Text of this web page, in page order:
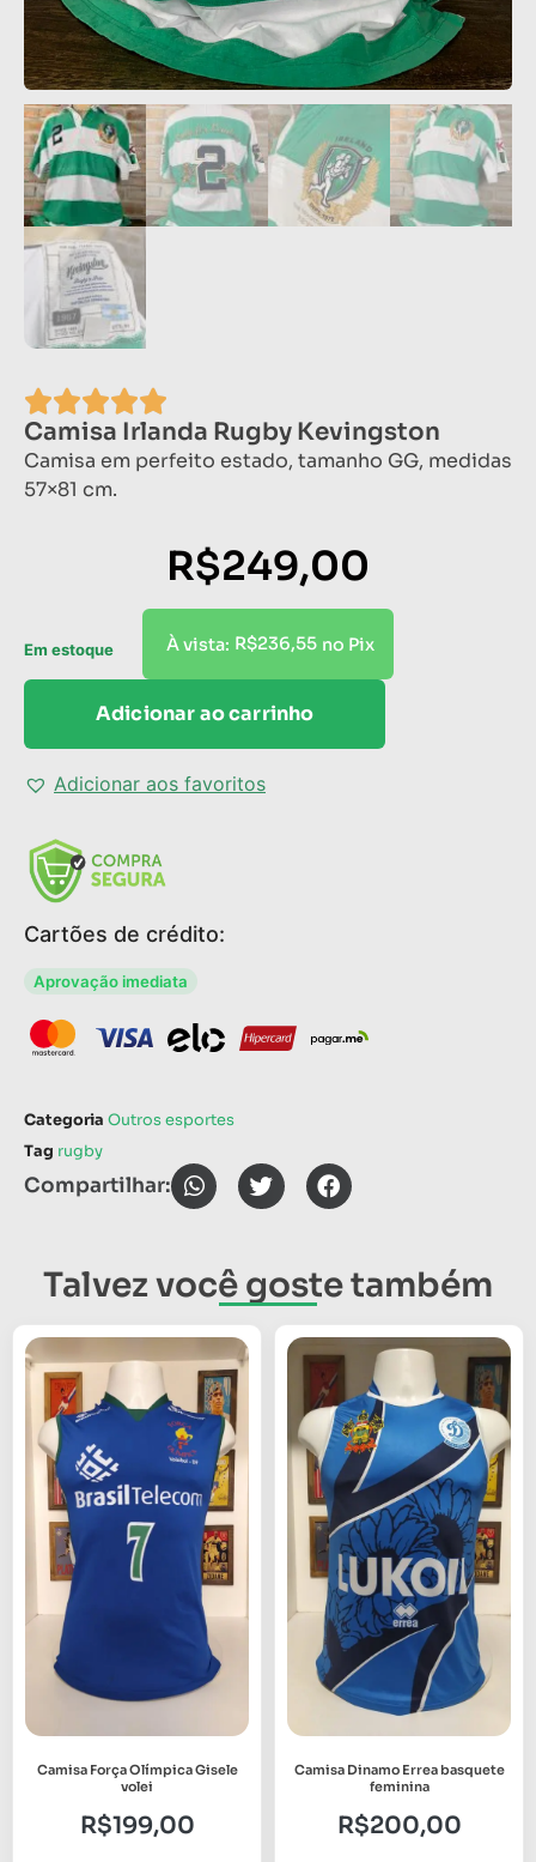
Camisa Irlanda Rugby Kevingston
Camisa em perfeito estado, tamanho GG, medidas
57×81 cm.
R$249,00
À vista: R$236,55 no Pix
Em estoque
Adicionar ao carrinho
Adicionar aos favoritos
Cartões de crédito:
Aprovação imediata
Categoria Outros esportes
Tag rugby
Compartilhar:
Talvez você goste também
Camisa Força Olímpica Gisele
volei
R$199,00
Camisa Dinamo Errea basquete
feminina
R$200,00